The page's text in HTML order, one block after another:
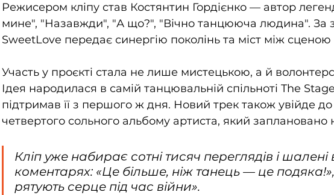
Режисером кліпу став Костянтин Гордієнко — автор
мине", "Назавжди", "А що?", "Вічно танцююча людина". За
SweetLove передає синергію поколінь та міст між сценою
Участь у проєкті стала не лише мистецькою, а й
Ідея народилася в самій танцювальній спільноті The
підтримав її з першого ж дня. Новий трек також увійде
четвертого сольного альбому артиста, який заплановано
Кліп уже набирає сотні тисяч переглядів і шалені
коментарях: «Це більше, ніж танець — це
рятують серце під час війни».